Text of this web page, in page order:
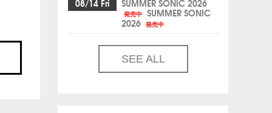
08/14 Fri SUMMER SONIC 2026
発売中 SUMMER SONIC
2026 発売中
SEE ALL